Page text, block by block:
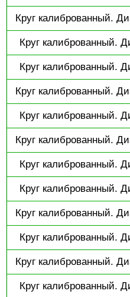
Круг калиброванный.
Круг калиброванный.
Круг калиброванный.
Круг калиброванный.
Круг калиброванный.
Круг калиброванный.
Круг калиброванный.
Круг калиброванный.
Круг калиброванный.
Круг калиброванный.
Круг калиброванный.
Круг калиброванный.